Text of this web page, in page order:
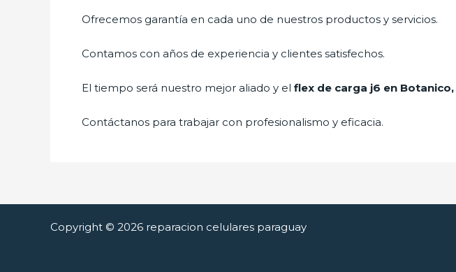
Ofrecemos garantía en cada uno de nuestros productos y servicios.
Contamos con años de experiencia y clientes satisfechos.
El tiempo será nuestro mejor aliado y el flex de carga j6 en Botanico,
Contáctanos para trabajar con profesionalismo y eficacia.
Copyright © 2026 reparacion celulares paraguay